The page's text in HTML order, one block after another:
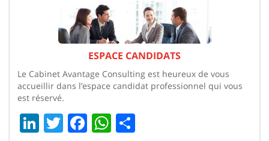
ESPACE CANDIDATS
Le Cabinet Avantage Consulting est heureux de vous
accueillir dans l’espace candidat professionnel qui vous
est réservé.
LinkedIn
Twitter
Facebook
WhatsApp